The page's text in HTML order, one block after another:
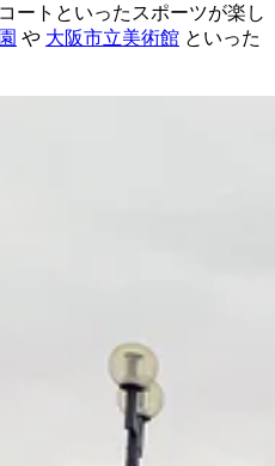
ートといったスポーツが楽し
や 大阪市立美術館 といった